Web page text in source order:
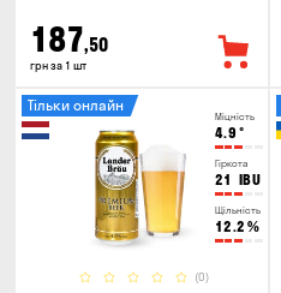
187,50
грн за 1 шт
Міцність
4.9 °
Гіркота
21 IBU
Щільність
12.2 %
(0)
Тільки онлайн